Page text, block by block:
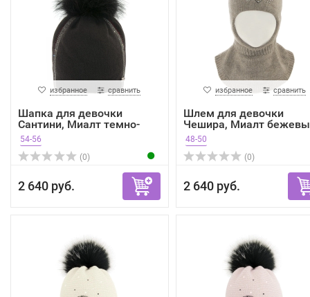
избранное сравнить
Шапка для девочки
Сантини, Миалт темно-
кори...
54-56
(0)
2 640 руб.
избранное сравнить
Шлем для девочки
Чешира, Миалт
зима
48-50
(0)
2 640 руб.